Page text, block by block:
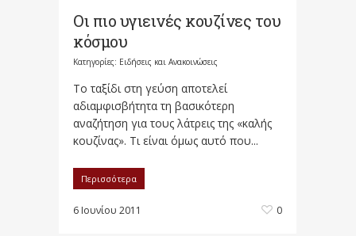
Οι πιο υγιεινές κουζίνες του
κόσμου
Κατηγορίες: Ειδήσεις και Ανακοινώσεις
Το ταξίδι στη γεύση αποτελεί
αδιαμφισβήτητα τη βασικότερη
αναζήτηση για τους λάτρεις της «καλής
κουζίνας». Τι είναι όμως αυτό που...
Περισσότερα
6 Ιουνίου 2011 0